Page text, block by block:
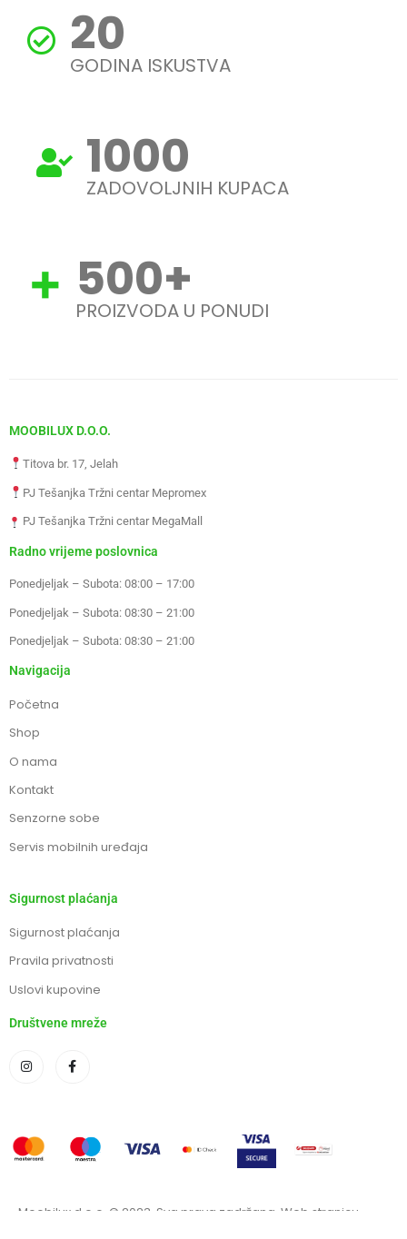
20
GODINA ISKUSTVA
1000
ZADOVOLJNIH KUPACA
500+
PROIZVODA U PONUDI
MOOBILUX D.O.O.
Titova br. 17, Jelah
PJ Tešanjka Tržni centar Mepromex
PJ Tešanjka Tržni centar MegaMall
Radno vrijeme poslovnica
Ponedjeljak – Subota: 08:00 – 17:00
Ponedjeljak – Subota: 08:30 – 21:00
Ponedjeljak – Subota: 08:30 – 21:00
Navigacija
Početna
Shop
O nama
Kontakt
Senzorne sobe
Servis mobilnih uređaja
Sigurnost plaćanja
Sigurnost plaćanja
Pravila privatnosti
Uslovi kupovine
Društvene mreže
Moobilux d.o.o. © 2023. Sva prava zadržana. Web stranicu